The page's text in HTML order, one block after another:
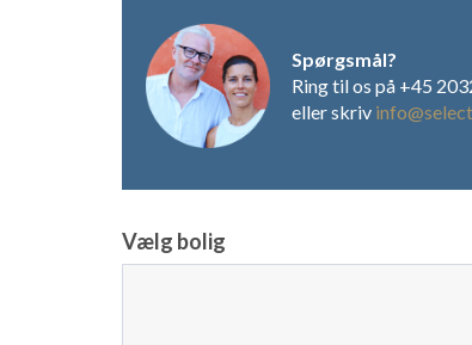
Spørgsmål?
Ring til os på +45
eller skriv
Vælg bolig